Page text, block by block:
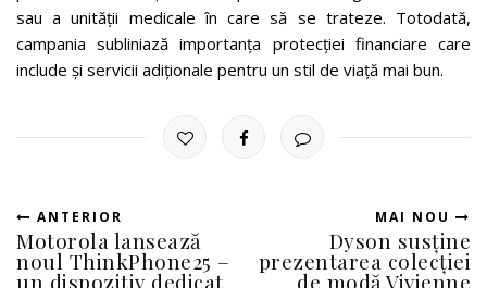
sau a unității medicale în care să se trateze. Totodată,
campania subliniază importanța protecției financiare care
include și servicii adiționale pentru un stil de viață mai bun.
ANTERIOR
Motorola lansează
noul ThinkPhone25 –
un dispozitiv dedicat
MAI NOU
Dyson susține
prezentarea colecției
de modă Vivienne